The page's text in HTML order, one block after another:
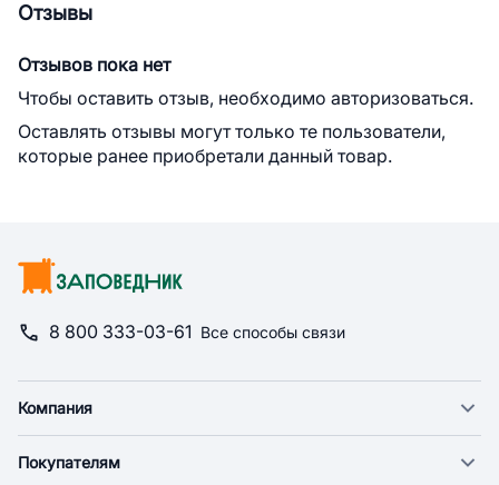
Отзывы
Отзывов пока нет
Чтобы оставить отзыв, необходимо авторизоваться.
Оставлять отзывы могут только те пользователи,
которые ранее приобретали данный товар.
8 800 333-03-61 Все способы связи
Компания
Новости
Покупателям